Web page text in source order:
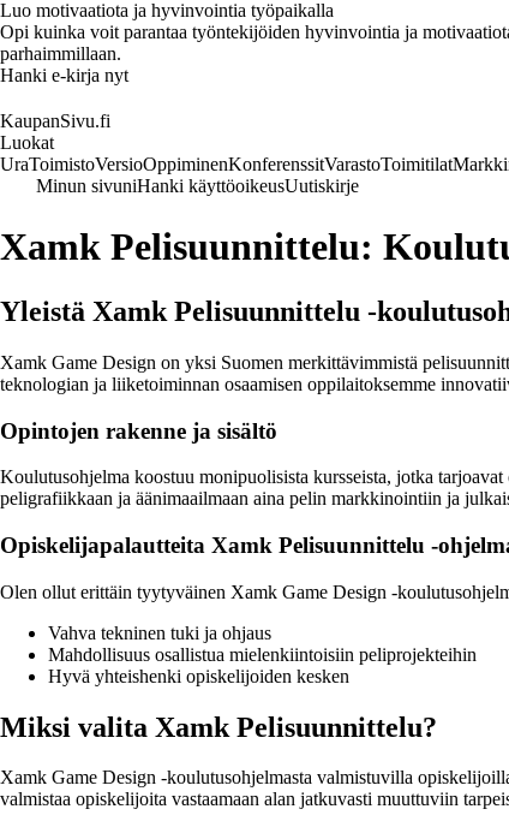
Luo motivaatiota ja hyvinvointia työpaikalla
Opi kuinka voit parantaa työntekijöiden hyvinvointia ja
parhaimmillaan.
Hanki e-kirja nyt
KaupanSivu.fi
Luokat
UraToimistoVersioOppiminenKonferenssitVarastoToimitilat
Minun sivuniHanki käyttöoikeusUutiskirje
Xamk Pelisuunnittelu:
Yleistä Xamk Pelisuunnittelu -
Xamk Game Design on yksi Suomen merkittävimmistä
teknologian ja liiketoiminnan osaamisen oppilaitoksemme
Opintojen rakenne ja sisältö
Koulutusohjelma koostuu monipuolisista kursseista, jotka
peligrafiikkaan ja äänimaailmaan aina pelin markkinointiin ja
Opiskelijapalautteita Xamk Pelisuunnittelu -
Olen ollut erittäin tyytyväinen Xamk Game Design -
Vahva tekninen tuki ja ohjaus
Mahdollisuus osallistua mielenkiintoisiin peliprojekteihin
Hyvä yhteishenki opiskelijoiden kesken
Miksi valita Xamk Pelisuunnittelu?
Xamk Game Design -koulutusohjelmasta valmistuvilla
valmistaa opiskelijoita vastaamaan alan jatkuvasti muuttuviin